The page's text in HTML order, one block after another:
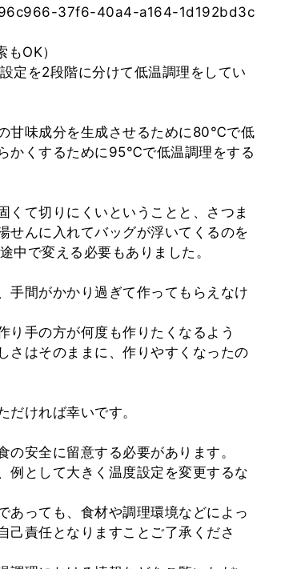
37f6-40a4-a164-1d192bd3c
OK）
定を2段階に分けて低温調理をしてい
甘味成分を生成させるために80℃で低
かくするために95℃で低温調理をする
くて切りにくいということと、さつま
せんに入れてバッグが浮いてくるのを
中で変える必要もありました。
手間がかかり過ぎて作ってもらえなけ
り手の方が何度も作りたくなるよう
さはそのままに、作りやすくなったの
ければ幸いです。
安全に留意する必要があります。
例として大きく温度設定を変更するな
あっても、食材や調理環境などによっ
己責任となりますことご了承くださ